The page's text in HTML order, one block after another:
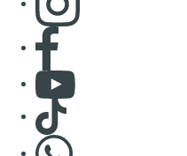
Consulter page
Consulter Youtube
Consulter TikTok